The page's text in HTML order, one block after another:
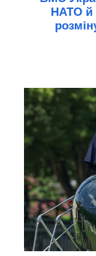
НАТО й